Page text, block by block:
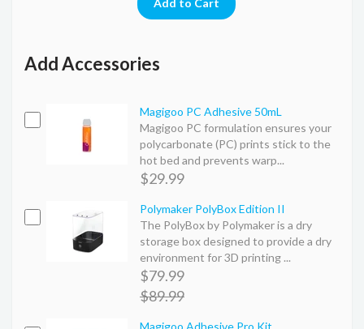
Add Accessories
Magigoo PC Adhesive 50mL
Magigoo PC formulation ensures your
polycarbonate (PC) prints stick to the
hot bed and prevents warp...
$29.99
Polymaker PolyBox Edition II
The PolyBox by Polymaker is a dry
storage box designed to provide a dry
environment for 3D printing ...
$79.99
$89.99
Magigoo Adhesive Pro Kit